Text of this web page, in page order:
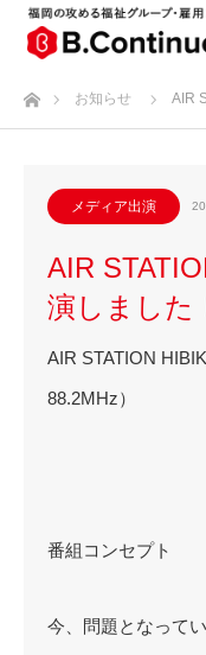
ホームお知らせ AIR
メディア出演
AIR
演しました
AIR STATION
88.2MHz）
番組コンセプト
今、問題となって